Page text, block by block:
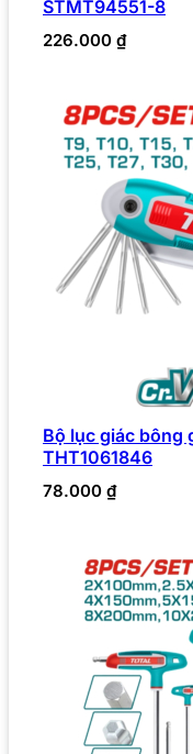
STMT94551-8
226.000 ₫
Bộ lục giác bông
THT1061846
78.000 ₫